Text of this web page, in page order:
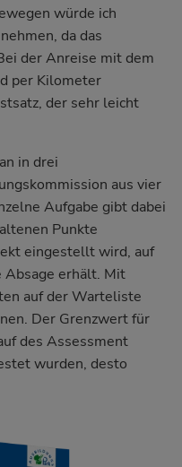
würde ich
da das
der Anreise mit dem
per Kilometer
der sehr leicht
in drei
aus vier
Aufgabe gibt dabei
Punkte
eingestellt wird, auf
erhält. Mit
auf der Warteliste
Der Grenzwert für
des Assessment
wurden, desto